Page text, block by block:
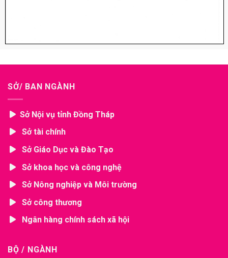
SỞ/ BAN NGÀNH
Sở Nội vụ tỉnh Đồng Tháp
Sở tài chính
Sở Giáo Dục và Đào Tạo
Sở khoa học và công nghệ
Sở Nông nghiệp và Môi trường
Sở công thương
Ngân hàng chính sách xã hội
BỘ / NGÀNH